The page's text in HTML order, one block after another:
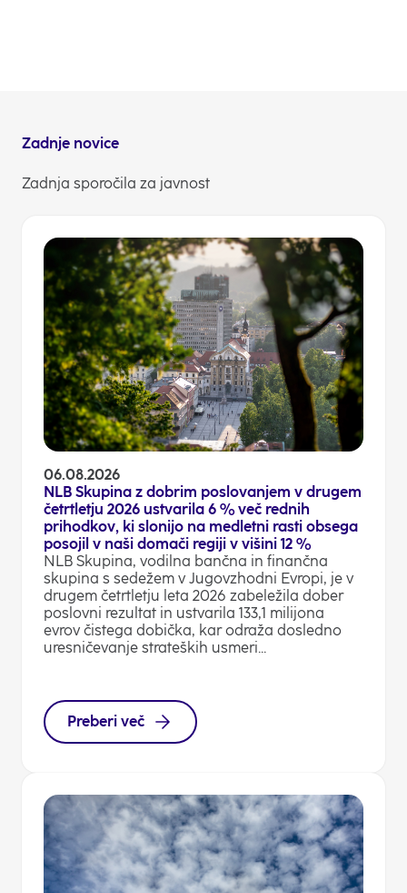
Zadnje novice
Zadnja sporočila za javnost
06.08.2026
NLB Skupina z dobrim poslovanjem v drugem
četrtletju 2026 ustvarila 6 % več rednih
prihodkov, ki slonijo na medletni rasti obsega
posojil v naši domači regiji v višini 12 %
NLB Skupina, vodilna bančna in finančna
skupina s sedežem v Jugovzhodni Evropi, je v
drugem četrtletju leta 2026 zabeležila dober
poslovni rezultat in ustvarila 133,1 milijona
evrov čistega dobička, kar odraža dosledno
uresničevanje strateških usmeri...
Preberi več